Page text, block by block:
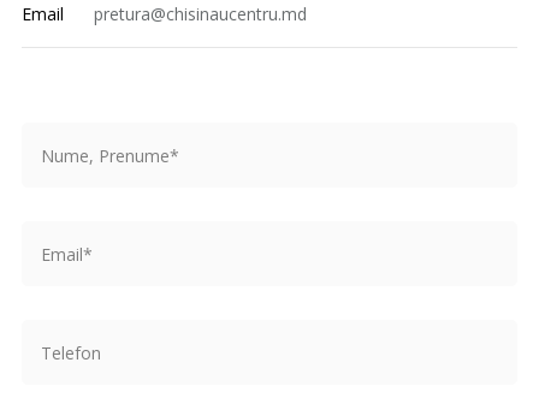
Email
pretura@chisinaucentru.md